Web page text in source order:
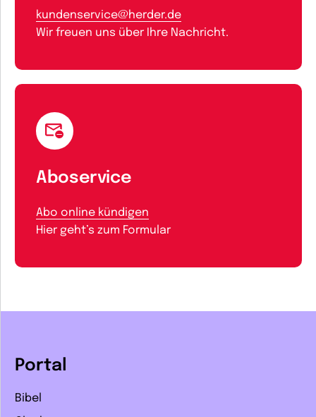
kundenservice@herder.de
Wir freuen uns über Ihre Nachricht.
Aboservice
Abo online kündigen
Hier geht’s zum Formular
Portal
Bibel